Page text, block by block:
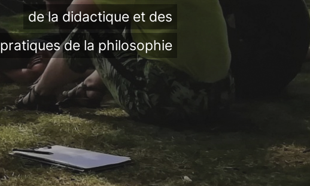
de la didactique et des
pratiques de la philosophie